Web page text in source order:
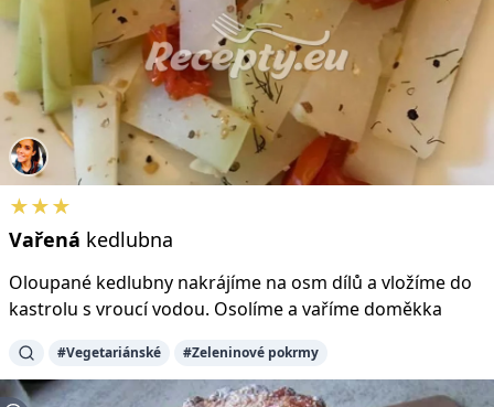
★★★
Vařená kedlubna
Oloupané kedlubny nakrájíme na osm dílů a vložíme do
kastrolu s vroucí vodou. Osolíme a vaříme doměkka
#Vegetariánské #Zeleninové pokrmy